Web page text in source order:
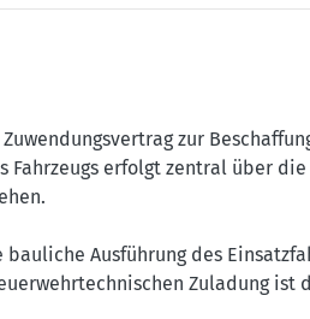
zur
Fahrzeugs erfolgt zentral über
Ausführung des
Zuladung ist